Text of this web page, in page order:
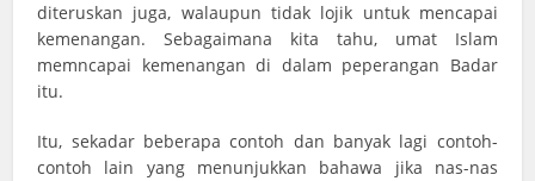
diteruskan juga, walaupun tidak lojik untuk mencapai
kemenangan. Sebagaimana kita tahu, umat Islam
memncapai kemenangan di dalam peperangan Badar
itu.
Itu, sekadar beberapa contoh dan banyak lagi contoh-
contoh lain yang menunjukkan bahawa jika nas-nas